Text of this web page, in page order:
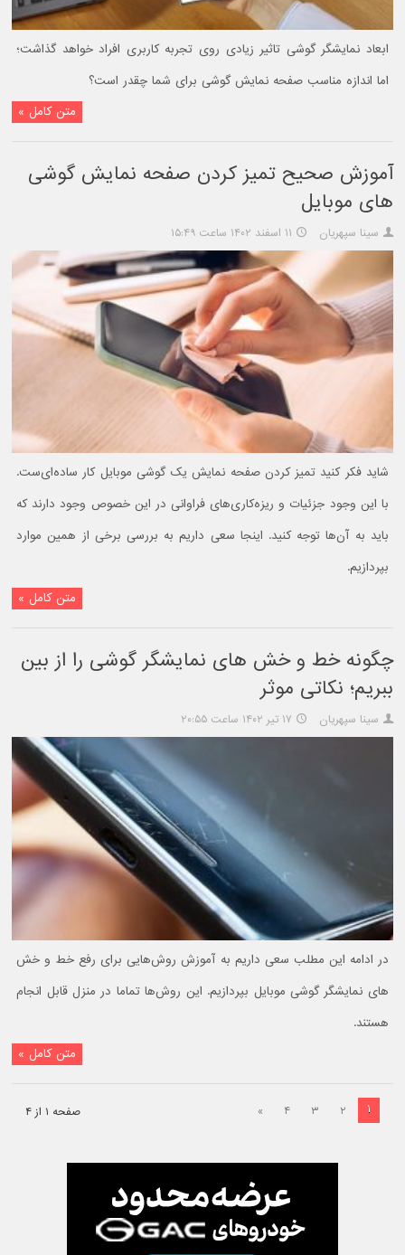
ابعاد نمایشگر گوشی تاثیر زیادی روی تجربه کاربری افراد خواهد گذاشت؛
اما اندازه مناسب صفحه نمایش گوشی برای شما چقدر است؟
متن کامل »
آموزش صحیح تمیز کردن صفحه نمایش گوشی
های موبایل
سینا سپهریان ۱۱ اسفند ۱۴۰۲ ساعت ۱۵:۴۹
شاید فکر کنید تمیز کردن صفحه نمایش یک گوشی موبایل کار ساده‌ای‌ست.
با این وجود جزئیات و ریزه‌کاری‌های فراوانی در این خصوص وجود دارند که
باید به آن‌ها توجه کنید. اینجا سعی داریم به بررسی برخی از همین موارد
بپردازیم.
متن کامل »
چگونه خط و خش های نمایشگر گوشی را از بین
ببریم؛ نکاتی موثر
سینا سپهریان ۱۷ تیر ۱۴۰۲ ساعت ۲۰:۵۵
در ادامه این مطلب سعی داریم به آموزش روش‌هایی برای رفع خط و خش
های نمایشگر گوشی موبایل بپردازیم. این روش‌ها تماما در منزل قابل انجام
هستند.
متن کامل »
صفحه ۱ از ۴ ۱ ۲ ۳ ۴ »